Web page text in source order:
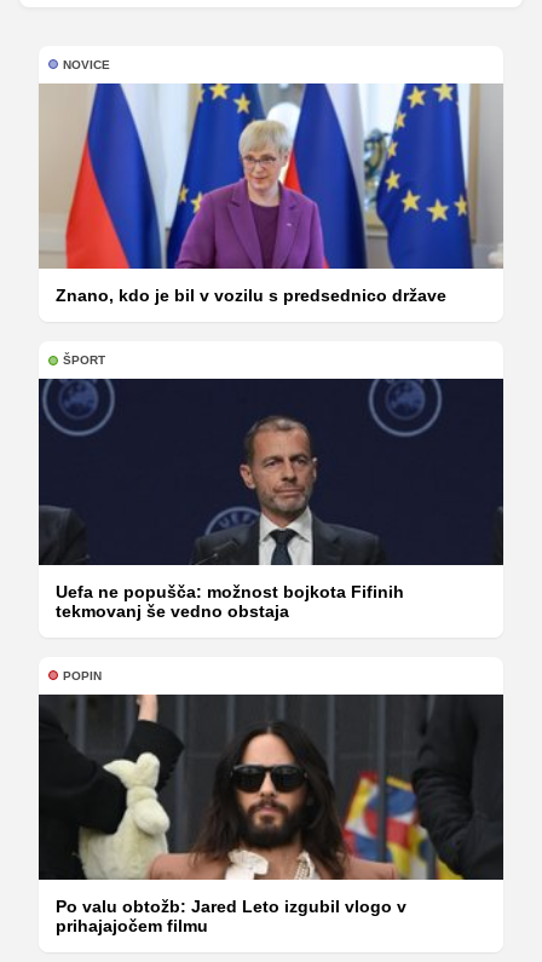
NOVICE
Znano, kdo je bil v vozilu s predsednico države
ŠPORT
Uefa ne popušča: možnost bojkota Fifinih
tekmovanj še vedno obstaja
POPIN
Po valu obtožb: Jared Leto izgubil vlogo v
prihajajočem filmu